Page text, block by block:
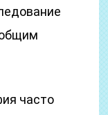
часто